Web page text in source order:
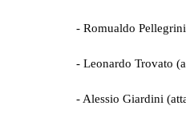
- Romualdo
- Leonardo Trovato
- Alessio Giardini